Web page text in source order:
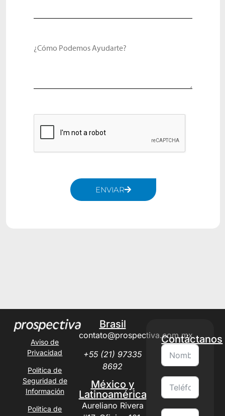
¿Cómo Podemos Ayudarte?
ENVIAR
Aviso de
Privacidad
Politica de
Seguridad de
Información
Politica de
Brasil
contato@prospectiva.com.mx
+55 (21) 97335
8692
México y
Latinoamérica
Aureliano Rivera
Contáctanos